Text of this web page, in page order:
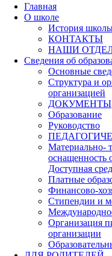
Главная
О школе
История
КОНТАКТЫ
НАШИ
Сведения об
Основные
Структура и
организацией
ДОКУМЕНТЫ
Образование
Руководство
Материально-
оснащенность
Доступная
Платные
Финансово-
Стипендии и
Организация
организации